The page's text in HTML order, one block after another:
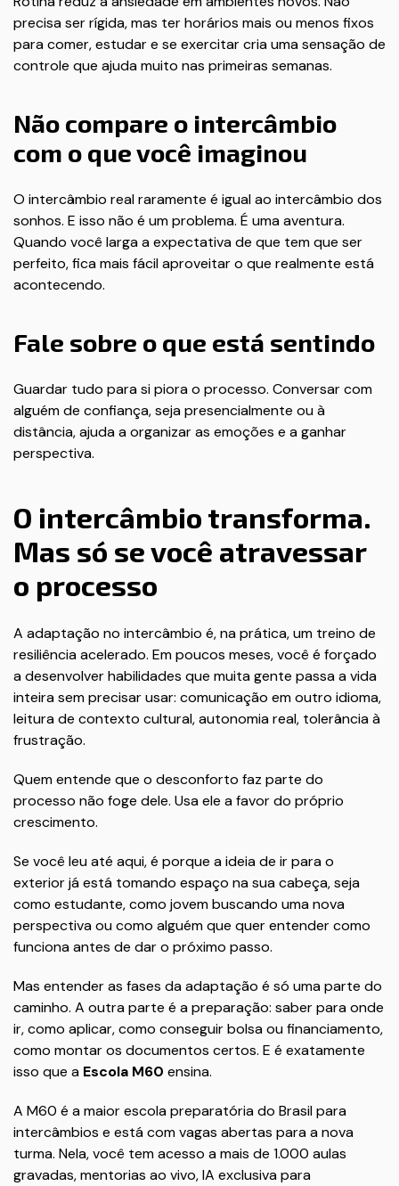
precisa ser rígida, mas ter horários mais ou menos fixos
para comer, estudar e se exercitar cria uma sensação de
controle que ajuda muito nas primeiras semanas.
Não compare o intercâmbio
com o que você imaginou
O intercâmbio real raramente é igual ao intercâmbio dos
sonhos. E isso não é um problema. É uma aventura.
Quando você larga a expectativa de que tem que ser
perfeito, fica mais fácil aproveitar o que realmente está
acontecendo.
Fale sobre o que está sentindo
Guardar tudo para si piora o processo. Conversar com
alguém de confiança, seja presencialmente ou à
distância, ajuda a organizar as emoções e a ganhar
perspectiva.
O intercâmbio transforma.
Mas só se você atravessar
o processo
A adaptação no intercâmbio é, na prática, um treino de
resiliência acelerado. Em poucos meses, você é forçado
a desenvolver habilidades que muita gente passa a vida
inteira sem precisar usar: comunicação em outro idioma,
leitura de contexto cultural, autonomia real, tolerância à
frustração.
Quem entende que o desconforto faz parte do
processo não foge dele. Usa ele a favor do próprio
crescimento.
Se você leu até aqui, é porque a ideia de ir para o
exterior já está tomando espaço na sua cabeça, seja
como estudante, como jovem buscando uma nova
perspectiva ou como alguém que quer entender como
funciona antes de dar o próximo passo.
Mas entender as fases da adaptação é só uma parte do
caminho. A outra parte é a preparação: saber para onde
ir, como aplicar, como conseguir bolsa ou financiamento,
como montar os documentos certos. E é exatamente
isso que a Escola M60 ensina.
A M60 é a maior escola preparatória do Brasil para
intercâmbios e está com vagas abertas para a nova
turma. Nela, você tem acesso a mais de 1.000 aulas
gravadas, mentorias ao vivo, IA exclusiva para